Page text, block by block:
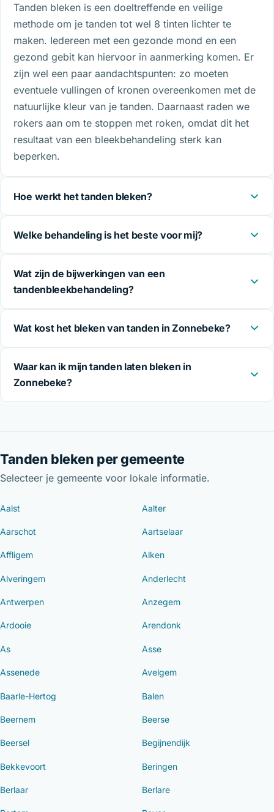
Tanden bleken is een doeltreffende en veilige
methode om je tanden tot wel 8 tinten lichter te
maken. Iedereen met een gezonde mond en een
gezond gebit kan hiervoor in aanmerking komen. Er
zijn wel een paar aandachtspunten: zo moeten
eventuele vullingen of kronen overeenkomen met de
natuurlijke kleur van je tanden. Daarnaast raden we
rokers aan om te stoppen met roken, omdat dit het
resultaat van een bleekbehandeling sterk kan
beperken.
Hoe werkt het tanden bleken?
Welke behandeling is het beste voor mij?
Wat zijn de bijwerkingen van een
tandenbleekbehandeling?
Wat kost het bleken van tanden in Zonnebeke?
Waar kan ik mijn tanden laten bleken in
Zonnebeke?
Tanden bleken per gemeente
Selecteer je gemeente voor lokale informatie.
Aalst Aalter
Aarschot Aartselaar
Affligem Alken
Alveringem Anderlecht
Antwerpen Anzegem
Ardooie Arendonk
As Asse
Assenede Avelgem
Baarle-Hertog Balen
Beernem Beerse
Beersel Begijnendijk
Bekkevoort Beringen
Berlaar Berlare